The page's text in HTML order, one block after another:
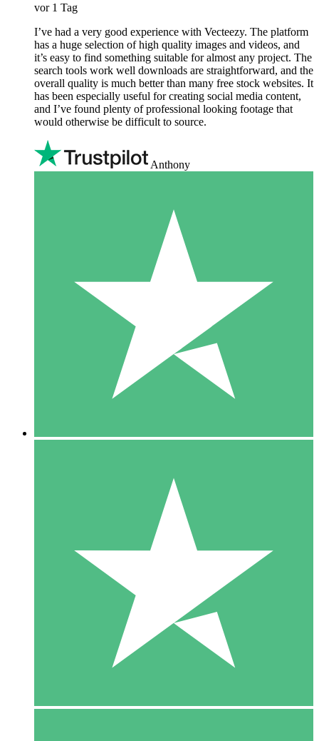
vor 1 Tag
I’ve had a very good experience with Vecteezy. The platform
has a huge selection of high quality images and videos, and
it’s easy to find something suitable for almost any project. The
search tools work well downloads are straightforward, and the
overall quality is much better than many free stock websites. It
has been especially useful for creating social media content,
and I’ve found plenty of professional looking footage that
would otherwise be difficult to source.
Anthony